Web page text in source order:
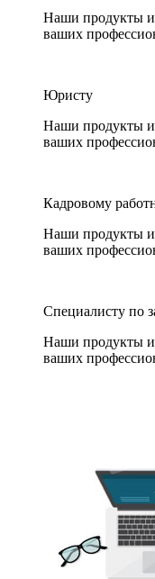
Наши продукты и
ваших
Юристу
Наши продукты и
ваших
Кадровому
Наши продукты и
ваших
Специалисту по
Наши продукты и
ваших